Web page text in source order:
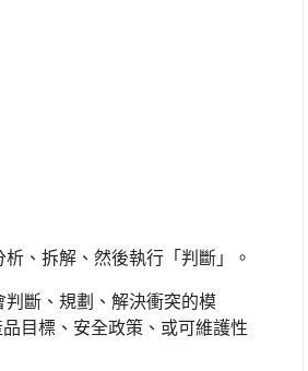
、拆解、然後執行「判斷」。
斷、規劃、解決衝突的模
目標、安全政策、或可維護性